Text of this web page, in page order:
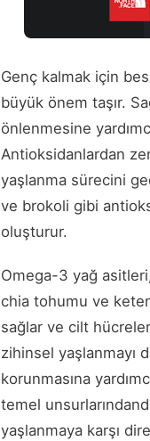
Genç kalmak için
büyük önem taşır.
önlenmesine
Antioksidanlardan
yaşlanma sürecini
ve brokoli gibi
oluşturur.
Omega-3 yağ
chia tohumu ve
sağlar ve cilt
zihinsel yaşlanmayı
korunmasına
temel
yaşlanmaya karşı